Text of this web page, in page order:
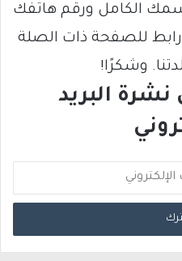
الكامل ورقم هاتفك
للصفحة ذات الصلة
وشكرًا!
البريد